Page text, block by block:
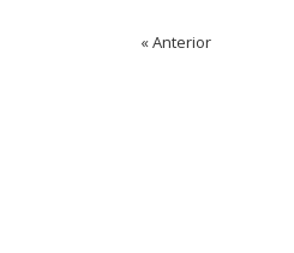
« Anterior